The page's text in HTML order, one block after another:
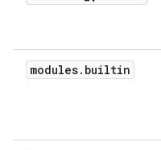
modules. builtin